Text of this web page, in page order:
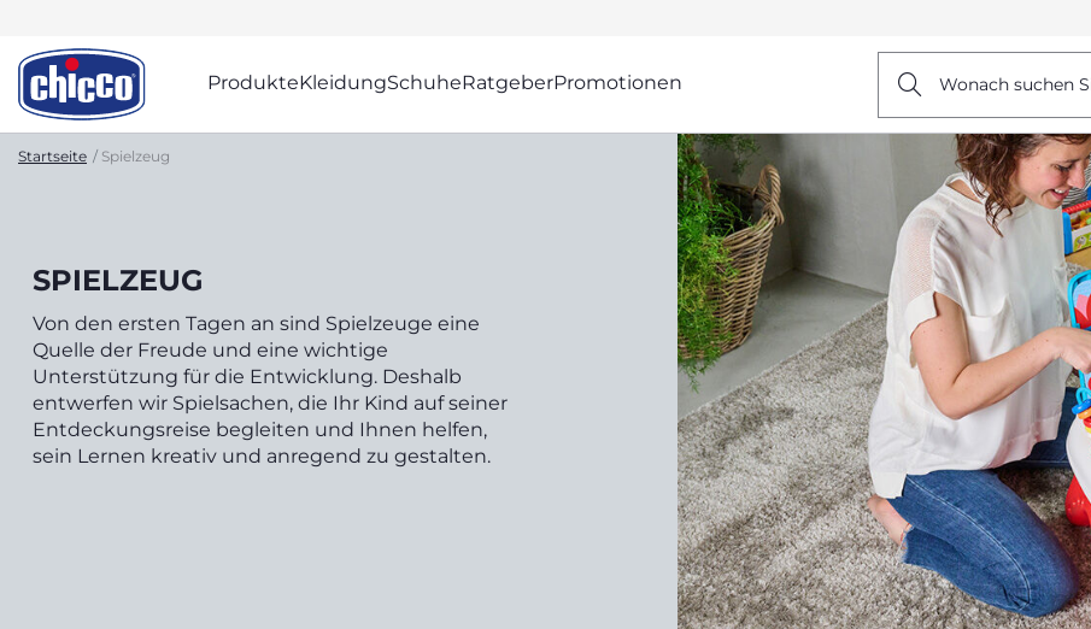
ProdukteKleidungSchuheRatgeberPromotionen Wonach suchen
Startseite Spielzeug
SPIELZEUG
Von den ersten Tagen an sind Spielzeuge eine
Quelle der Freude und eine wichtige
Unterstützung für die Entwicklung. Deshalb
entwerfen wir Spielsachen, die Ihr Kind auf seiner
Entdeckungsreise begleiten und Ihnen helfen,
sein Lernen kreativ und anregend zu gestalten.